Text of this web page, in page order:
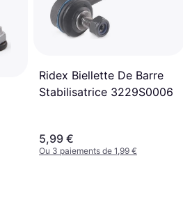
Ridex Biellette De Barre
Stabilisatrice 3229S0006
5,99 €
Ou 3 paiements de 1,99 €